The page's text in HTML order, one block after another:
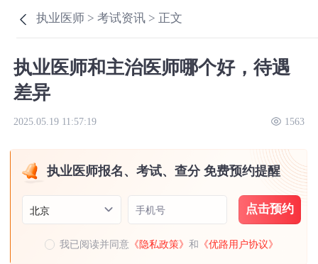
执业医师 >考试资讯 > 正文
执业医师和主治医师哪个好，待遇
差异
2025.05.19 11:57:19 1563
执业医师报名、考试、查分 免费预约提醒
北京 手机号 点击预约
我已阅读并同意 《隐私政策》和 《优路用户协议》